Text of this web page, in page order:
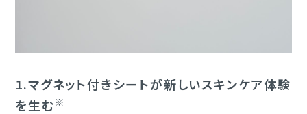
1.マグネット付きシートが新しいスキンケア体験
を生む ※